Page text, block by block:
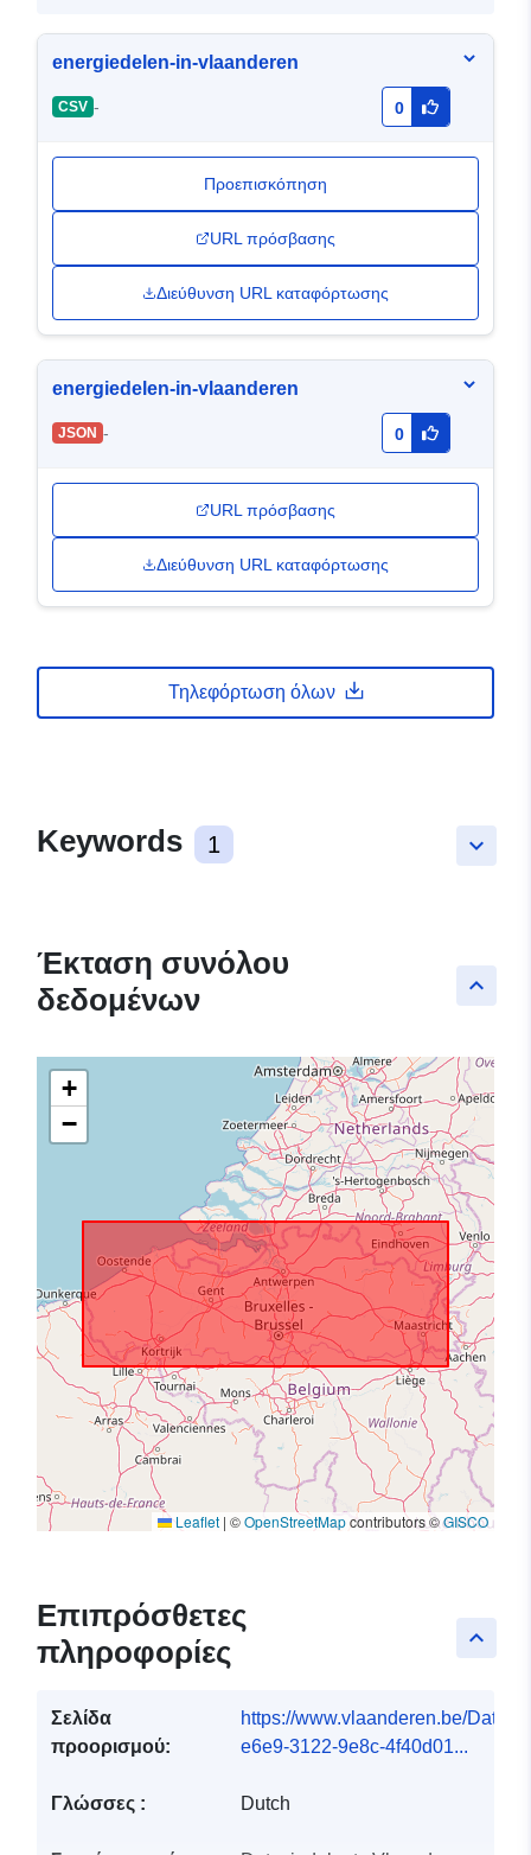
energiedelen-in-vlaanderen
CSV - 0
Προεπισκόπηση
URL πρόσβασης
Διεύθυνση URL καταφόρτωσης
energiedelen-in-vlaanderen
JSON - 0
URL πρόσβασης
Διεύθυνση URL καταφόρτωσης
Τηλεφόρτωση όλων
keyboard_arrow_down
Keywords 1
keyboard_arrow_up
Έκταση συνόλου
δεδομένων
+
−
Leaflet | ©OpenStreetMapcontributors ©GISCO
keyboard_arrow_up
Επιπρόσθετες
πληροφορίες
Σελίδα
προορισμού:
https://www.vlaanderen.be/
e6e9-3122-9e8c-4f40d01...
Γλώσσες : Dutch